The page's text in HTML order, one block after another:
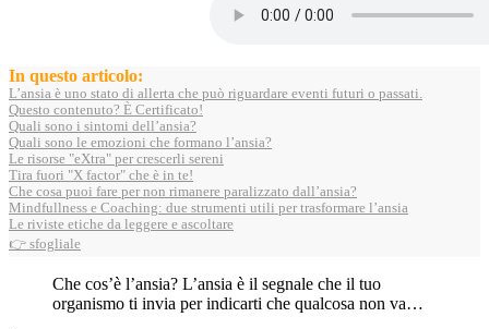
In questo articolo:
L’ansia è uno stato di allerta che può riguardare eventi futuri o passati.
Questo contenuto? È Certificato!
Quali sono i sintomi dell’ansia?
Quali sono le emozioni che formano l’ansia?
Le risorse "eXtra" per crescerli sereni
Tira fuori "X factor" che è in te!
Che cosa puoi fare per non rimanere paralizzato dall’ansia?
Mindfullness e Coaching: due strumenti utili per trasformare l’ansia
Le riviste etiche da leggere e ascoltare
👉 sfogliale
Che cos’è l’ansia? L’ansia è il segnale che il tuo
organismo ti invia per indicarti che qualcosa non va…